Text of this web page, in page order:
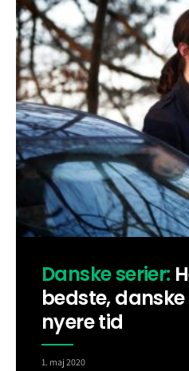
Danske serier:
bedste,
nyere tid
1. maj 2020